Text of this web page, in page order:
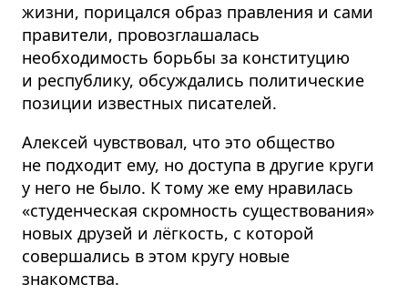
жизни, порицался образ правления и сами
правители, провозглашалась
необходимость борьбы за конституцию
и республику, обсуждались политические
позиции известных писателей.
Алексей чувствовал, что это общество
не подходит ему, но доступа в другие круги
у него не было. К тому же ему нравилась
«студенческая скромность существования»
новых друзей и лёгкость, с которой
совершались в этом кругу новые
знакомства.